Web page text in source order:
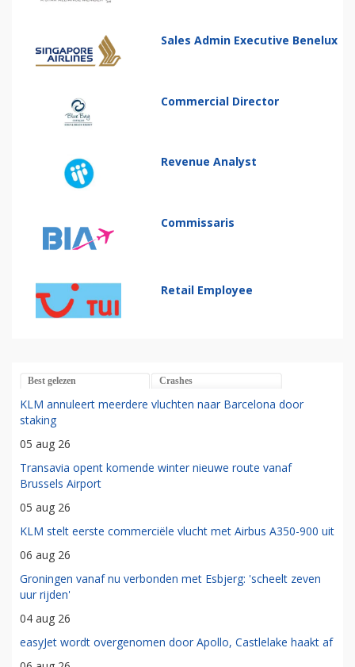
Sales Admin Executive Benelux
Commercial Director
Revenue Analyst
Commissaris
Retail Employee
Best gelezen Crashes
KLM annuleert meerdere vluchten naar Barcelona door
staking
05 aug 26
Transavia opent komende winter nieuwe route vanaf
Brussels Airport
05 aug 26
KLM stelt eerste commerciële vlucht met Airbus A350-900 uit
06 aug 26
Groningen vanaf nu verbonden met Esbjerg: 'scheelt zeven
uur rijden'
04 aug 26
easyJet wordt overgenomen door Apollo, Castlelake haakt af